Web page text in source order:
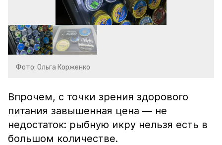
Фото: Ольга Корженко
Впрочем, с точки зрения здорового
питания завышенная цена — не
недостаток: рыбную икру нельзя есть в
большом количестве.